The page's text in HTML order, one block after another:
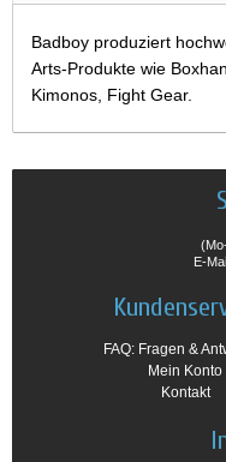
Badboy produziert
Arts-Produkte wie
Kimonos, Fight Gear.
E-
FAQ: Fragen &
Mein Konto
Kontakt